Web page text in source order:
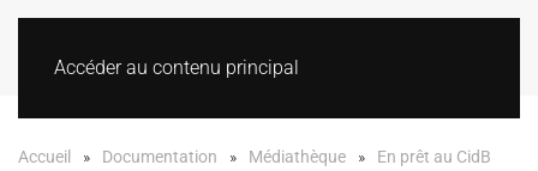
Accéder au contenu principal
Accueil Documentation Médiathèque
En prêt au CidB